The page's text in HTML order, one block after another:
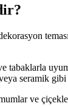
seramik
ve